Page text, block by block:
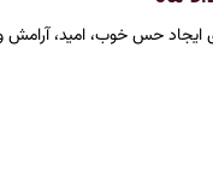
ایجاد حس خوب، امید،